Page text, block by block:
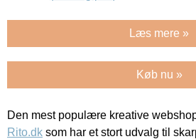
Læs mere »
Køb nu »
Den mest populære kreative
Rito.dk som har et stort udvalg til